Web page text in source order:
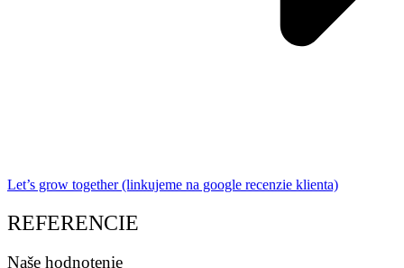
Let’s grow together (linkujeme na google recenzie klienta)
REFERENCIE
Naše hodnotenie